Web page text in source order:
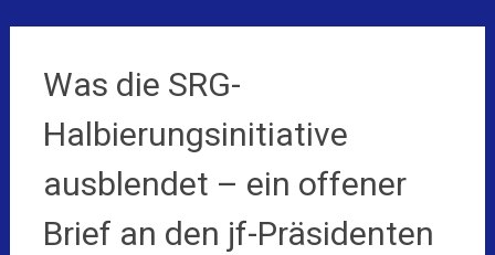
Was die SRG-
Halbierungsinitiative
ausblendet – ein offener
Brief an den jf-Präsidenten